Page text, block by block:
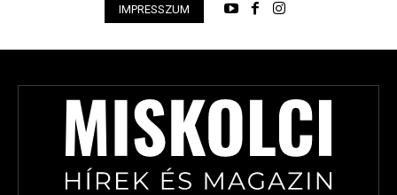
IMPRESSZUM